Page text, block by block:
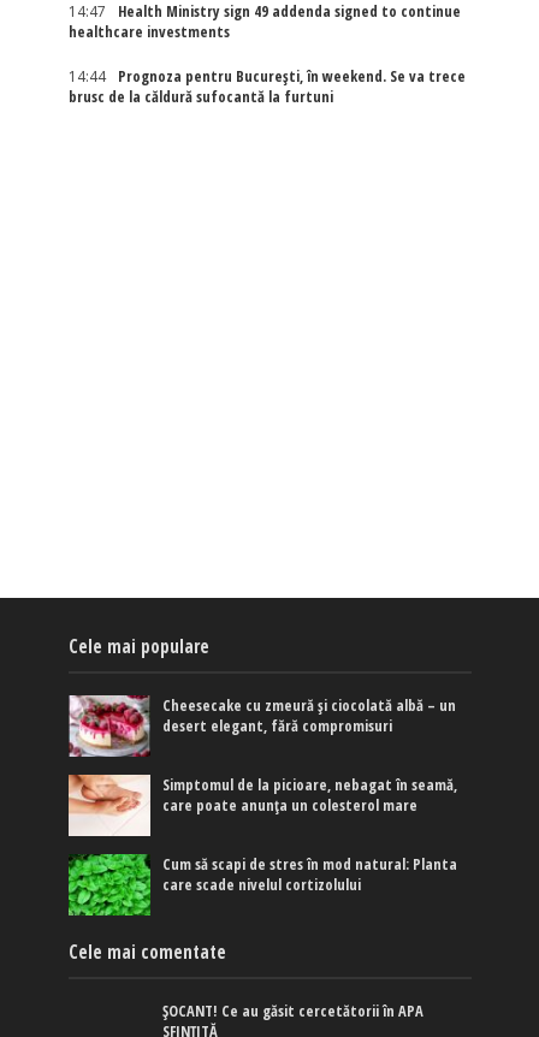
14:47
Health Ministry sign 49 addenda signed to continue
healthcare investments
14:44
Prognoza pentru București, în weekend. Se va trece
brusc de la căldură sufocantă la furtuni
Cele mai populare
Cheesecake cu zmeură și ciocolată albă – un
desert elegant, fără compromisuri
Simptomul de la picioare, nebagat în seamă,
care poate anunța un colesterol mare
Cum să scapi de stres în mod natural: Planta
care scade nivelul cortizolului
Cele mai comentate
ȘOCANT! Ce au găsit cercetătorii în APA
SFINȚITĂ